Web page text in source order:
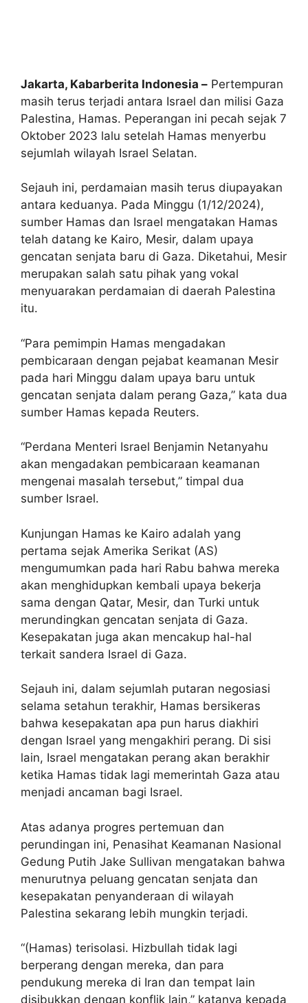
Jakarta, Kabarberita Indonesia – Pertempuran
masih terus terjadi antara Israel dan milisi Gaza
Palestina, Hamas. Peperangan ini pecah sejak 7
Oktober 2023 lalu setelah Hamas menyerbu
sejumlah wilayah Israel Selatan.
Sejauh ini, perdamaian masih terus diupayakan
antara keduanya. Pada Minggu (1/12/2024),
sumber Hamas dan Israel mengatakan Hamas
telah datang ke Kairo, Mesir, dalam upaya
gencatan senjata baru di Gaza. Diketahui, Mesir
merupakan salah satu pihak yang vokal
menyuarakan perdamaian di daerah Palestina
itu.
“Para pemimpin Hamas mengadakan
pembicaraan dengan pejabat keamanan Mesir
pada hari Minggu dalam upaya baru untuk
gencatan senjata dalam perang Gaza,” kata dua
sumber Hamas kepada Reuters.
“Perdana Menteri Israel Benjamin Netanyahu
akan mengadakan pembicaraan keamanan
mengenai masalah tersebut,” timpal dua
sumber Israel.
Kunjungan Hamas ke Kairo adalah yang
pertama sejak Amerika Serikat (AS)
mengumumkan pada hari Rabu bahwa mereka
akan menghidupkan kembali upaya bekerja
sama dengan Qatar, Mesir, dan Turki untuk
merundingkan gencatan senjata di Gaza.
Kesepakatan juga akan mencakup hal-hal
terkait sandera Israel di Gaza.
Sejauh ini, dalam sejumlah putaran negosiasi
selama setahun terakhir, Hamas bersikeras
bahwa kesepakatan apa pun harus diakhiri
dengan Israel yang mengakhiri perang. Di sisi
lain, Israel mengatakan perang akan berakhir
ketika Hamas tidak lagi memerintah Gaza atau
menjadi ancaman bagi Israel.
Atas adanya progres pertemuan dan
perundingan ini, Penasihat Keamanan Nasional
Gedung Putih Jake Sullivan mengatakan bahwa
menurutnya peluang gencatan senjata dan
kesepakatan penyanderaan di wilayah
Palestina sekarang lebih mungkin terjadi.
“(Hamas) terisolasi. Hizbullah tidak lagi
berperang dengan mereka, dan para
pendukung mereka di Iran dan tempat lain
disibukkan dengan konflik lain,” katanya kepada